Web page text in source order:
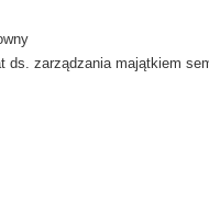
zarządzania majątkiem